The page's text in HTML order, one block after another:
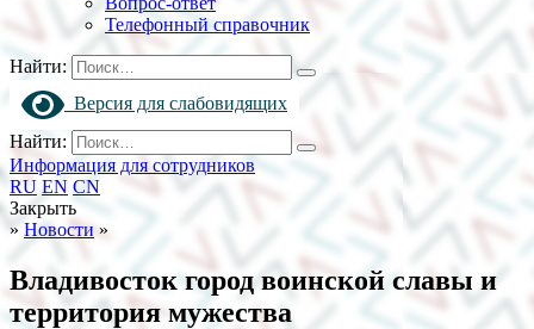
Телефонный справочник
Найти:
Версия для слабовидящих
Найти:
Информация для сотрудников
RU EN CN
Закрыть
» Новости »
Владивосток город воинской славы и
территория мужества